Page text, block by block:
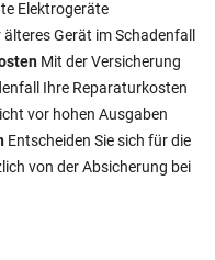
Elektrogeräte
Gerät im Schadenfall
Mit der Versicherung
Ihre Reparaturkosten
vor hohen Ausgaben
Entscheiden Sie sich für die
von der Absicherung bei